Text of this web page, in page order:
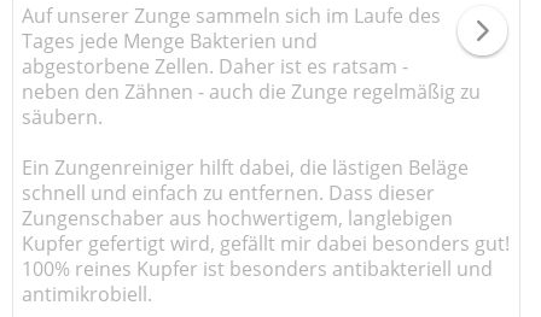
Auf unserer Zunge sammeln sich im Laufe des
Tages jede Menge Bakterien und
abgestorbene Zellen. Daher ist es ratsam -
neben den Zähnen - auch die Zunge regelmäßig zu
säubern.
Ein Zungenreiniger hilft dabei, die lästigen Beläge
schnell und einfach zu entfernen. Dass dieser
Zungenschaber aus hochwertigem, langlebigen
Kupfer gefertigt wird, gefällt mir dabei besonders gut!
100% reines Kupfer ist besonders antibakteriell und
antimikrobiell.